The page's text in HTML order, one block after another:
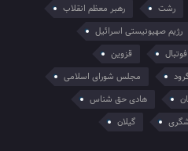
رشت
رهبر معظم انقلاب
رژیم صهیونیستی اسرائیل
فوتبال
قزوین
مجلس شورای اسلامی
هادی حق شناس
گیلان